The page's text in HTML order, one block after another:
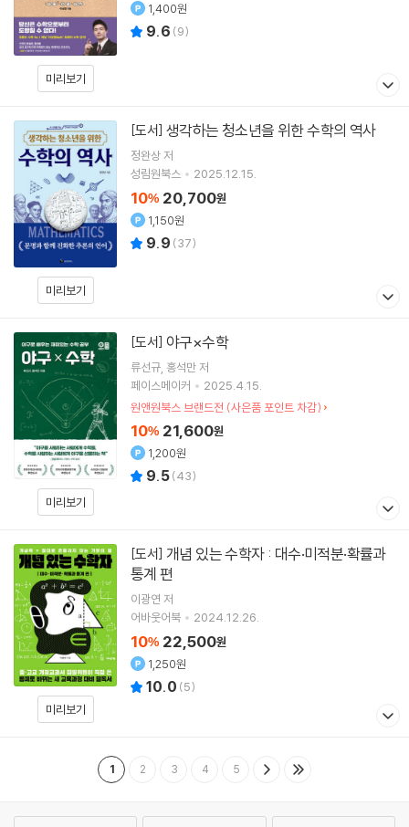
미리보기
1,400원
9.6 (9)
미리보기
[도서] 생각하는 청소년을 위한 수학의 역사
정완상저
성림원북스
2025.12.15.
10% 20,700원
1,150원
9.9 (37)
미리보기
[도서] 야구×수학
류선규 홍석만저
페이스메이커
2025.4.15.
원앤원북스 브랜드전 (사은품 포인트 차감)
10% 21,600원
1,200원
9.5(43)
미리보기
[도서]
통계 편
이광연 저
어바웃어북
2024.12.26.
10% 22,500원
1,250원
10.0 (5)
1 2 3 4 5